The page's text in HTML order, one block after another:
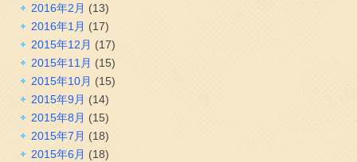
2016年2月 (13)
2016年1月 (17)
2015年12月 (17)
2015年11月 (15)
2015年10月 (15)
2015年9月 (14)
2015年8月 (15)
2015年7月 (18)
2015年6月 (18)